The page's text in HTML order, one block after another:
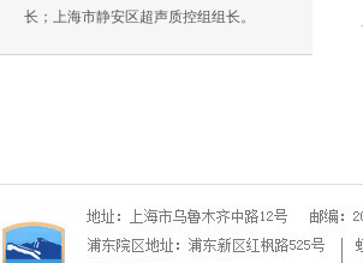
长；上海市静安区超声质控组组长。